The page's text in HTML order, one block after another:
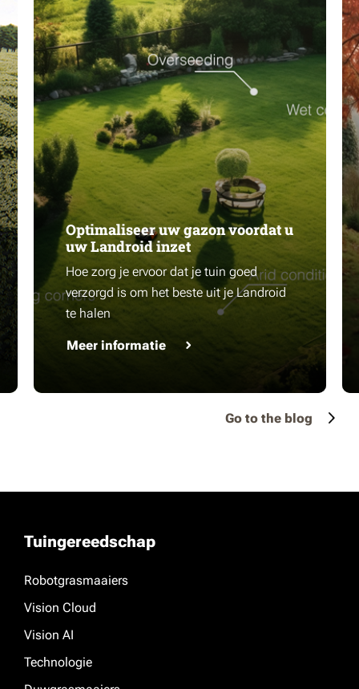
Optimaliseer uw gazon voordat u
uw Landroid inzet
Hoe zorg je ervoor dat je tuin goed
verzorgd is om het beste uit je Landroid
te halen
Meer informatie
Go to the blog
Tuingereedschap
Robotgrasmaaiers
Vision Cloud
Vision AI
Technologie